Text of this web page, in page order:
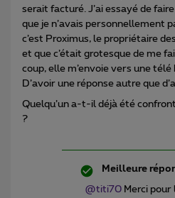
serait facturé. J’ai essayé de
que je n’avais personnellement
c’est Proximus, le propriétaire
et que c’était grotesque de me
coup, elle m’envoie vers une
D’avoir une réponse autre que
Quelqu’un a-t-il déjà été
?
Meilleure
@titi70 Merci